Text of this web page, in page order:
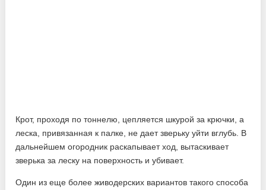
Крот, проходя по тоннелю, цепляется шкурой за крючки, а
леска, привязанная к палке, не дает зверьку уйти вглубь. В
дальнейшем огородник раскапывает ход, вытаскивает
зверька за леску на поверхность и убивает.
Один из еще более живодерских вариантов такого способа